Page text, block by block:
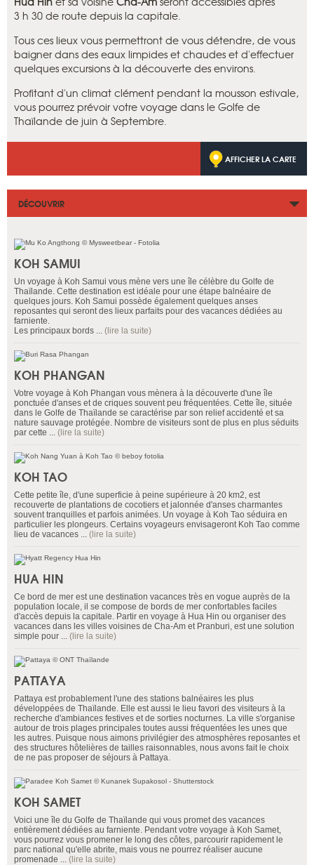
3 h 30 de route depuis la capitale.
Tous ces lieux vous permettront de vous détendre, de vous
baigner dans des eaux limpides et chaudes et d'effectuer
quelques excursions à la découverte des environs.
Profitant d'un climat clément pendant la mousson estivale,
vous pourrez prévoir votre voyage dans le Golfe de
Thaïlande de juin à Septembre.
AFFICHER LA CARTE
DÉCOUVRIR
KOH SAMUI
Un voyage à Koh Samui vous mène vers une île célèbre du Golfe de
Thaïlande. Cette destination est idéale pour une étape balnéaire de
quelques jours. Koh Samui possède également quelques anses
reposantes qui seront des lieux parfaits pour des vacances dédiées au
farniente.
Les principaux bords ... (lire la suite)
KOH PHANGAN
Votre voyage à Koh Phangan vous mènera à la découverte d'une île
ponctuée d'anses et de criques souvent peu fréquentées. Cette île, située
dans le Golfe de Thaïlande se caractérise par son relief accidenté et sa
nature sauvage protégée. Nombre de visiteurs sont de plus en plus séduits
par cette ... (lire la suite)
KOH TAO
Cette petite île, d'une superficie à peine supérieure à 20 km2, est
recouverte de plantations de cocotiers et jalonnée d'anses charmantes
souvent tranquilles et parfois animées. Un voyage à Koh Tao séduira en
particulier les plongeurs. Certains voyageurs envisageront Koh Tao comme
lieu de vacances ... (lire la suite)
HUA HIN
Ce bord de mer est une destination vacances très en vogue auprès de la
population locale, il se compose de bords de mer confortables faciles
d'accès depuis la capitale. Partir en voyage à Hua Hin ou organiser des
vacances dans les villes voisines de Cha-Am et Pranburi, est une solution
simple pour ... (lire la suite)
PATTAYA
Pattaya est probablement l'une des stations balnéaires les plus
développées de Thaïlande. Elle est aussi le lieu favori des visiteurs à la
recherche d'ambiances festives et de sorties nocturnes. La ville s'organise
autour de trois plages principales toutes aussi fréquentées les unes que
les autres. Puisque nous aimons privilégier des atmosphères reposantes et
des structures hôtelières de tailles raisonnables, nous avons fait le choix
de ne pas proposer de séjours à Pattaya.
KOH SAMET
Voici une île du Golfe de Thaïlande qui vous promet des vacances
entièrement dédiées au farniente. Pendant votre voyage à Koh Samet,
vous pourrez vous promener le long des côtes, parcourir rapidement le
parc national qu'elle abrite, mais vous ne pourrez réaliser aucune
promenade ... (lire la suite)